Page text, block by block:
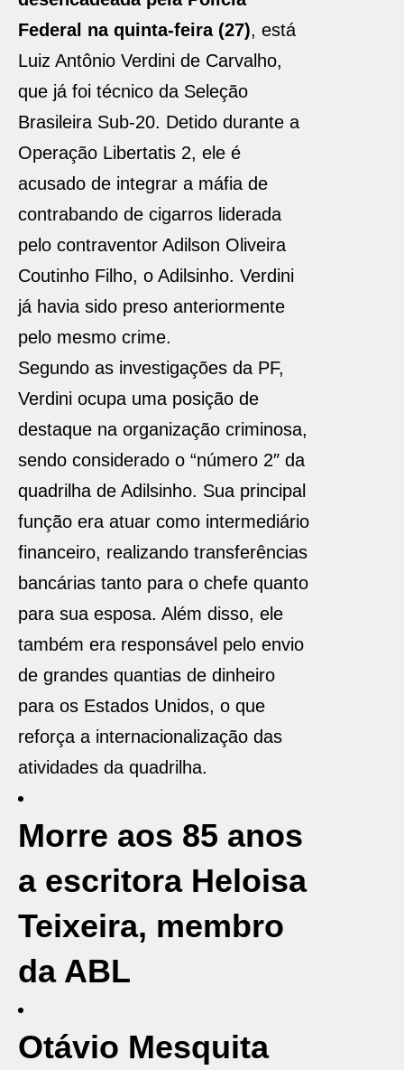
Federal na quinta-feira (27), está
Luiz Antônio Verdini de Carvalho,
que já foi técnico da Seleção
Brasileira Sub-20. Detido durante a
Operação Libertatis 2, ele é
acusado de integrar a máfia de
contrabando de cigarros liderada
pelo contraventor Adilson Oliveira
Coutinho Filho, o Adilsinho. Verdini
já havia sido preso anteriormente
pelo mesmo crime.
Segundo as investigações da PF,
Verdini ocupa uma posição de
destaque na organização criminosa,
sendo considerado o “número 2″ da
quadrilha de Adilsinho. Sua principal
função era atuar como intermediário
financeiro, realizando transferências
bancárias tanto para o chefe quanto
para sua esposa. Além disso, ele
também era responsável pelo envio
de grandes quantias de dinheiro
para os Estados Unidos, o que
reforça a internacionalização das
atividades da quadrilha.
Morre aos 85 anos
a escritora Heloisa
Teixeira, membro
da ABL
Otávio Mesquita